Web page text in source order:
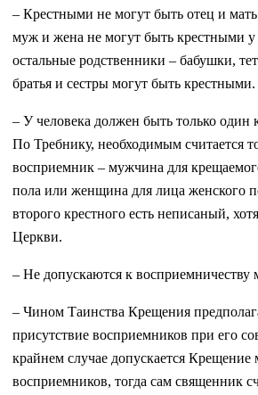
– Крестными не могут быть отец и
муж и жена не могут быть крестными у
остальные родственники – бабушки,
братья и сестры могут быть крестными.
– У человека должен быть только один
По Требнику, необходимым считается
восприемник – мужчина для
пола или женщина для лица женского
второго крестного есть неписаный,
Церкви.
– Не допускаются к
– Чином Таинства Крещения
присутствие восприемников при его
крайнем случае допускается Крещение
восприемников, тогда сам священник